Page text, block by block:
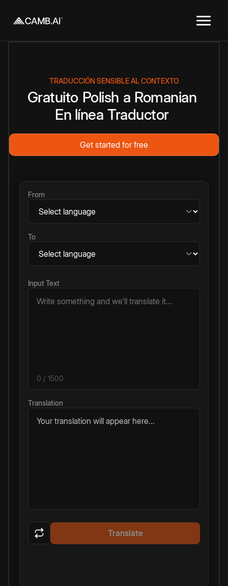
TRADUCCIÓN SENSIBLE AL CONTEXTO
Gratuito Polish a Romanian
En línea Traductor
Get started for free
From
To
Input Text
0 / 1500
Translation
Your translation will appear here...
Translate